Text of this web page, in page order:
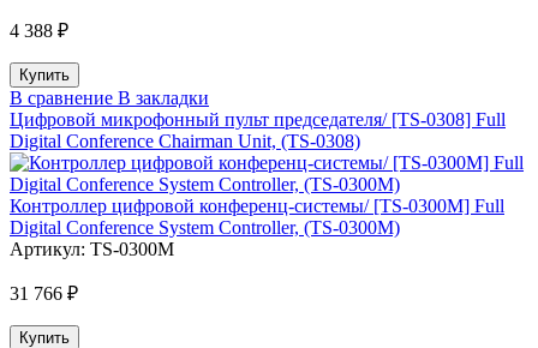
4 388 ₽
В сравнение В закладки
Цифровой микрофонный пульт председателя/ [TS-0308] Full
Digital Conference Chairman Unit, (TS-0308)
Контроллер цифровой конференц-системы/ [TS-0300M] Full
Digital Conference System Controller, (TS-0300M)
Артикул: TS-0300M
31 766 ₽